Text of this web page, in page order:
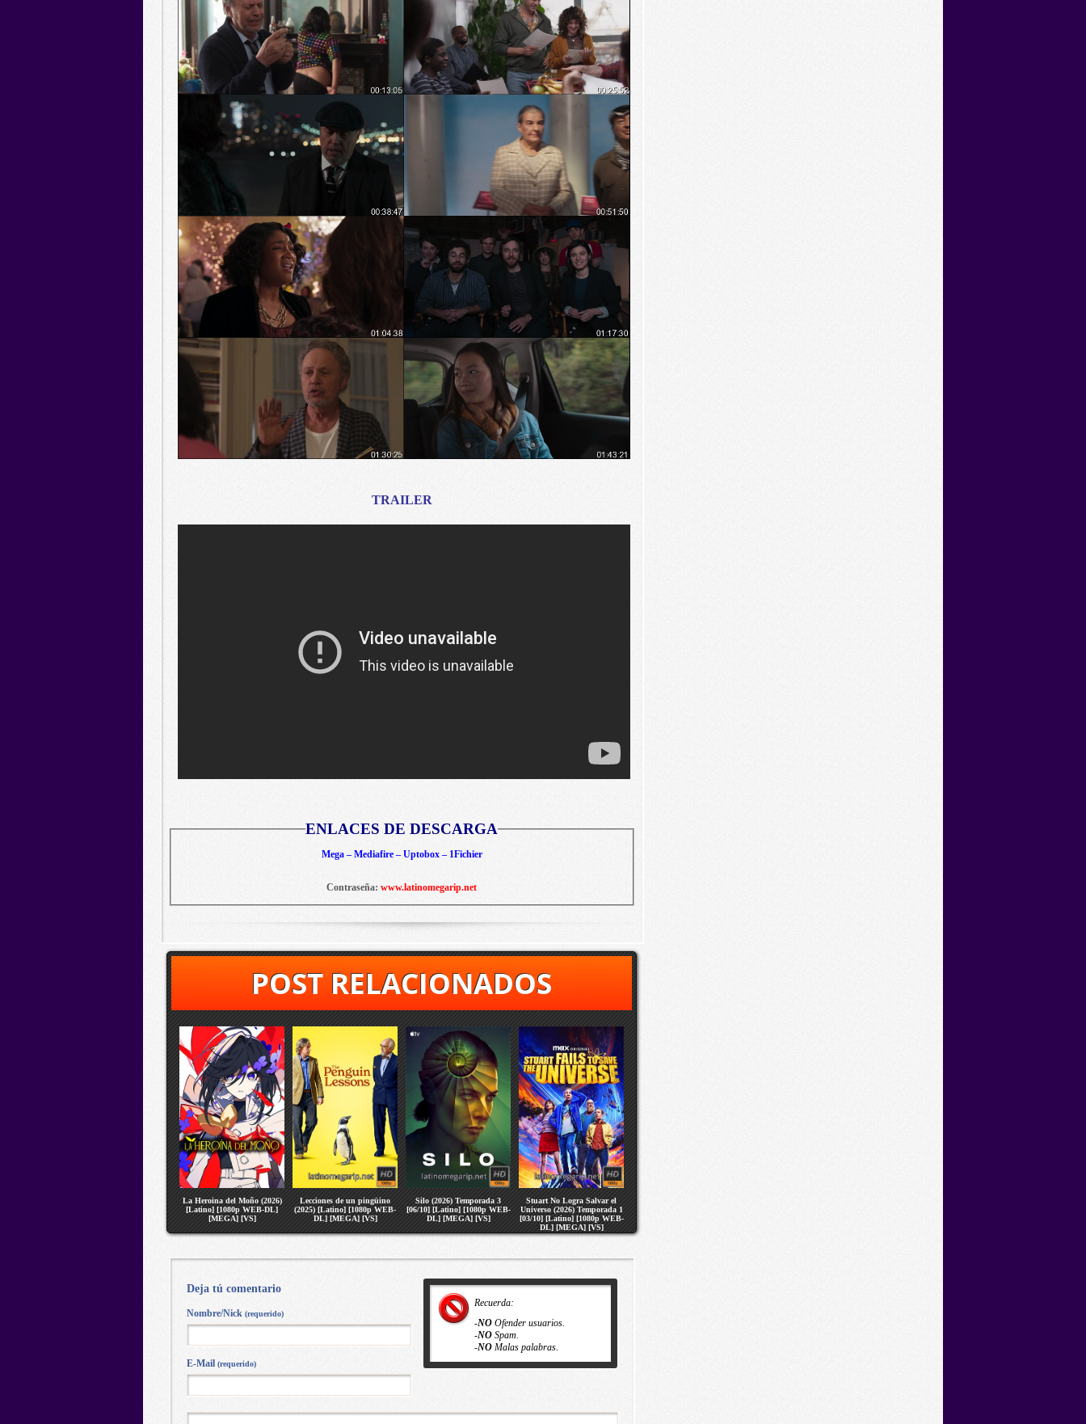
TRAILER
ENLACES DE DESCARGA
Mega – Mediafire – Uptobox – 1Fichier
Contraseña: www.latinomegarip.net
POST RELACIONADOS
La Heroina del Moño (2026)
[Latino] [1080p WEB-DL]
[MEGA] [VS]
Lecciones de un pingüino
(2025) [Latino] [1080p WEB-
DL] [MEGA] [VS]
Silo (2026) Temporada 3
[06/10] [Latino] [1080p WEB-
DL] [MEGA] [VS]
Stuart No Logra Salvar el
Universo (2026) Temporada 1
[03/10] [Latino] [1080p WEB-
DL] [MEGA] [VS]
Recuerda:
-NO Ofender usuarios.
-NO Spam.
-NO Malas palabras.
Deja tú comentario
Nombre/Nick (requerido)
E-Mail (requerido)